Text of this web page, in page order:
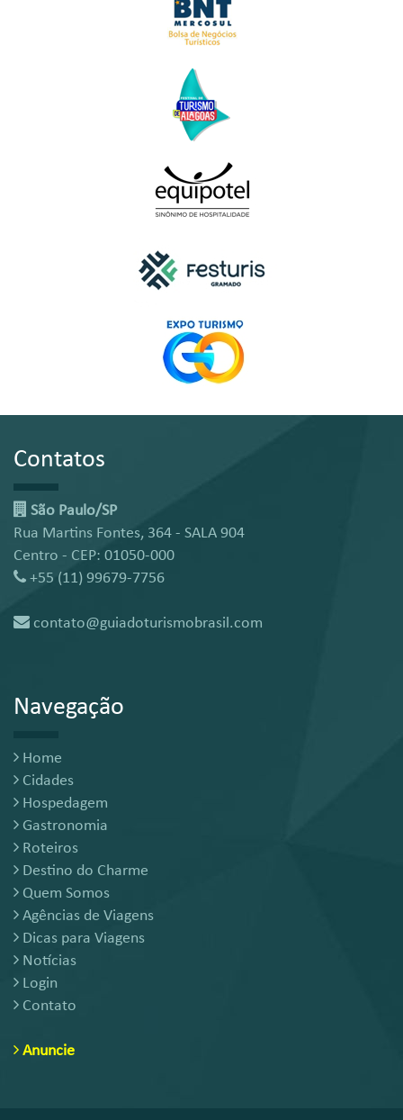
Contatos
São Paulo/SP
Rua Martins Fontes, 364 - SALA 904
Centro - CEP: 01050-000
+55 (11) 99679-7756
contato@guiadoturismobrasil.com
Navegação
Home
Cidades
Hospedagem
Gastronomia
Roteiros
Destino do Charme
Quem Somos
Agências de Viagens
Dicas para Viagens
Notícias
Login
Contato
Anuncie